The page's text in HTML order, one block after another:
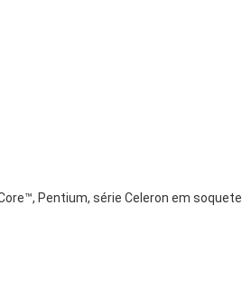
Pentium, série Celeron em soquete